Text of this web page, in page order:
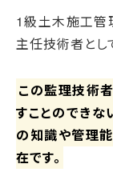
1級土木施工管
主任技術者とし
この監理技術
すことのできな
の知識や管理
在です。